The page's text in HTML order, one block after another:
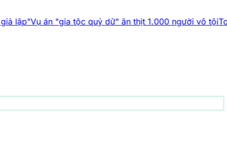
tộc quỷ dữ" ăn thịt 1.000 người vô tộiTop 5 phát minh